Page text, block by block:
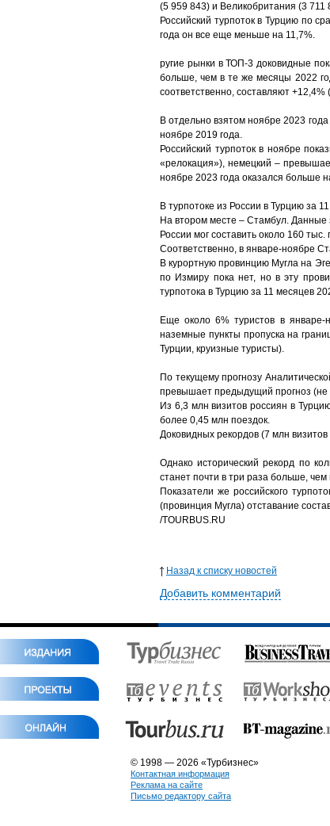
(5 959 843) и Великобритания (3 711
Российский турпоток в Турцию по
года он все еще меньше на 11,7%.
ругие рынки в ТОП-3 доковидные
больше, чем в те же месяцы 2022
соответственно, составляют +12,4%
В отдельно взятом ноябре 2023
ноябре 2019 года.
Российский турпоток в ноябре
«релокация»), немецкий –
ноябре 2023 года оказался больше
В турпотоке из России в Турцию за
На втором месте – Стамбул. Данные
России мог составить около 160 тыс.
Соответственно, в январе-ноябре
В курортную провинцию Мугла на
по Измиру пока нет, но в эту
турпотока в Турцию за 11 месяцев
Еще около 6% туристов в
наземные пункты пропуска на
Турции, круизные туристы).
По текущему прогнозу
превышает предыдущий прогноз (не
Из 6,3 млн визитов россиян в
более 0,45 млн поездок.
Доковидных рекордов (7 млн визитов
Однако исторический рекорд по
станет почти в три раза больше, чем
Показатели же российского
(провинция Мугла) отставание
/TOURBUS.RU
Назад к списку новостей
Добавить комментарий
© 1998 — 2026 «Турбизнес»
Контактная информация
Реклама на сайте
Письмо редактору сайта